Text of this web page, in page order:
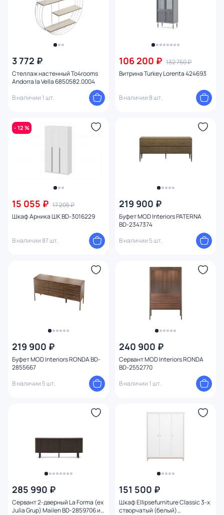
3 772 ₽
Стеллаж настенный To4rooms
Andorra la Vella 6850582.0004
В наличии 1 шт.
106 200 ₽ 132 750 ₽
Витрина Turkey Lorenta 424693
В наличии 8 шт.
- 12 %
15 055 ₽ 17 205 ₽
Шкаф Арника ШК BD-3016229
В наличии 87 шт.
219 900 ₽
Буфет MOD Interiors PATERNA
BD-2347374
В наличии 5 шт.
219 900 ₽
Буфет MOD Interiors RONDA BD-
2855667
В наличии 5 шт.
240 900 ₽
Сервант MOD Interiors RONDA
BD-2552770
В наличии 1 шт.
285 990 ₽
Сервант 2-дверный La Forma (ex
Julia Grup) Mailen BD-2859706 из
151 500 ₽
Шкаф Ellipsefurniture Classic 3-х
створчатый (белый)